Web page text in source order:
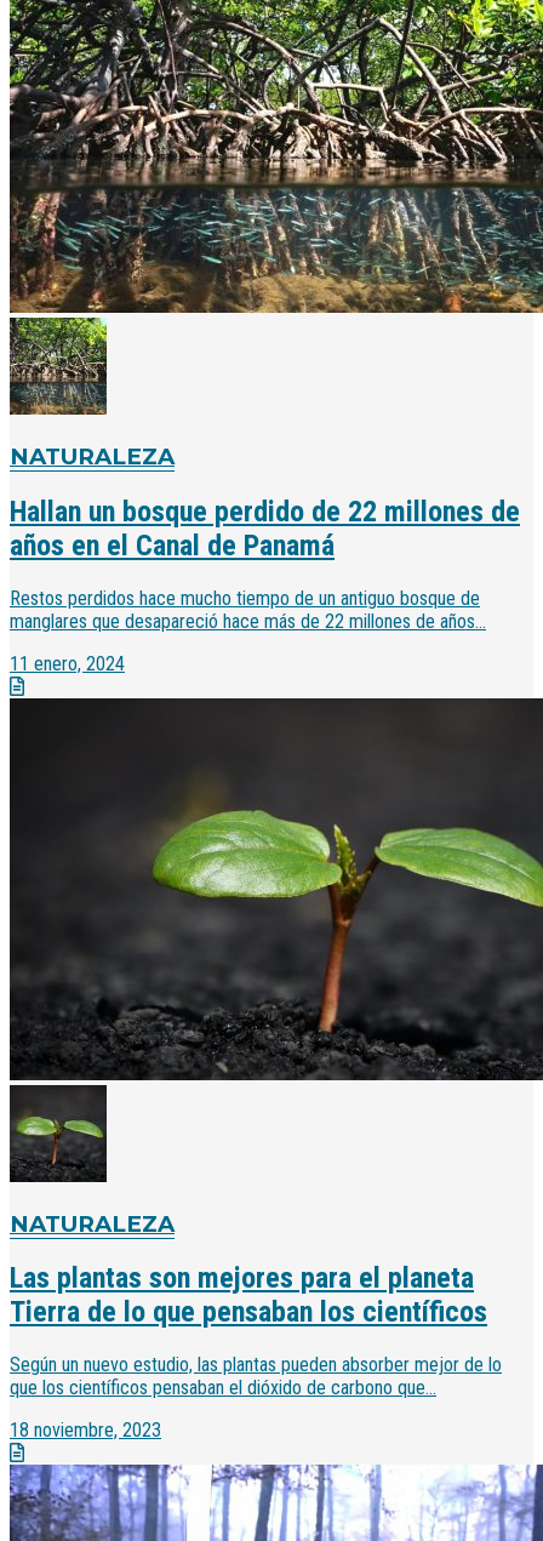
NATURALEZA
Hallan un bosque perdido de 22 millones de
años en el Canal de Panamá
Restos perdidos hace mucho tiempo de un antiguo bosque de
manglares que desapareció hace más de 22 millones de años...
11 enero, 2024
NATURALEZA
Las plantas son mejores para el planeta
Tierra de lo que pensaban los científicos
Según un nuevo estudio, las plantas pueden absorber mejor de lo
que los científicos pensaban el dióxido de carbono que...
18 noviembre, 2023